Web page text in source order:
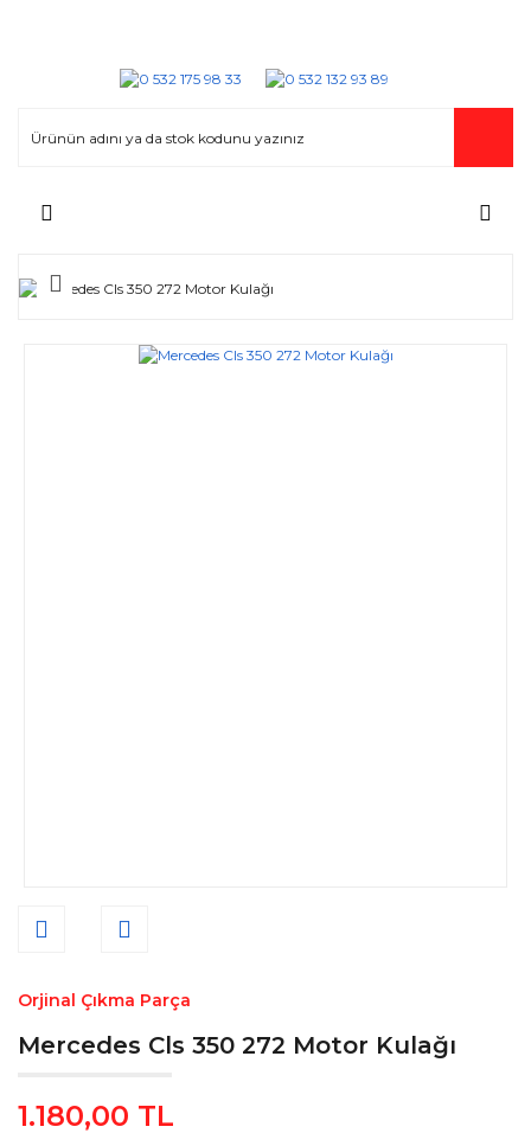
Orjinal Çıkma Parça
Mercedes Cls 350 272 Motor Kulağı
1.180,00 TL